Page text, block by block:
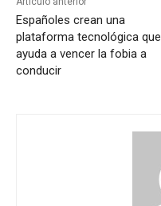
Españoles crean una
plataforma tecnológica que
ayuda a vencer la fobia a
conducir